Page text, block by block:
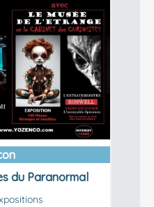
plus
du Paranormal